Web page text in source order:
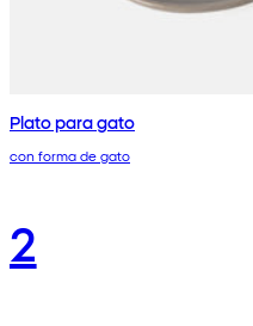
Plato para gato
con forma de gato
2